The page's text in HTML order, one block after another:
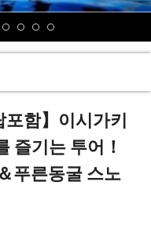
포함】이시가키
즐기는 투어！
푸른동굴 스노